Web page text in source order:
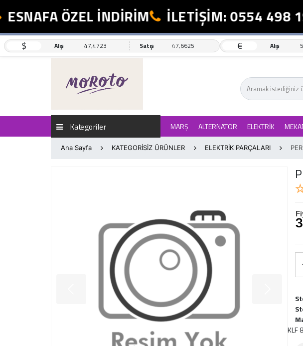
ÖZEL İNDİRİM İLETİŞİM: 0554 498 19
$ Alış 47,4723 Satış 47,6625 € Alış
Kategoriler MARŞ ALTERNATOR ELEKTRİK
Ana Sayfa KATEGORİSİZ ÜRÜNLER ELEKTRİK PARÇALARI
KLF